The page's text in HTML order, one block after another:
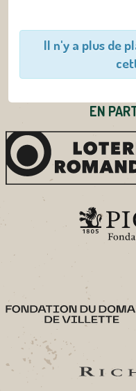
Il n'y a plus de
EN